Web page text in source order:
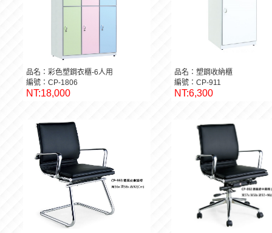
品名：彩色塑鋼衣櫃-6人用
編號：CP-1806
NT:18,000
品名：塑鋼收納櫃
編號：CP-911
NT:6,300